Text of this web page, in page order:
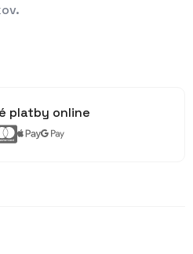
platby online